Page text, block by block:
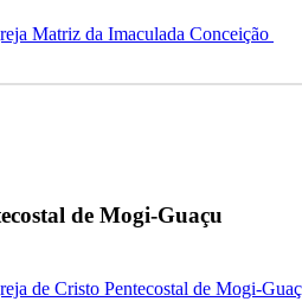
Matriz da Imaculada Conceição
de Mogi-Guaçu
de Cristo Pentecostal de Mogi-